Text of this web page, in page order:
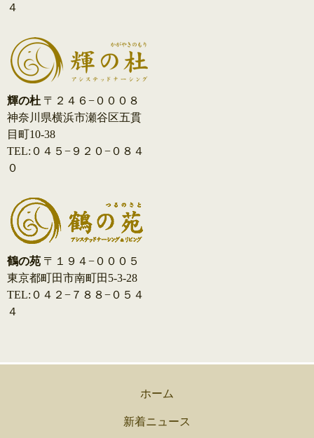
ン
４
輝の杜 〒２４６−０００８
神奈川県横浜市瀬谷区五貫
目町10-38
TEL:０４５−９２０−０８４
０
鶴の苑 〒１９４−０００５
東京都町田市南町田5-3-28
TEL:０４２−７８８−０５４
４
ホーム
新着ニュース